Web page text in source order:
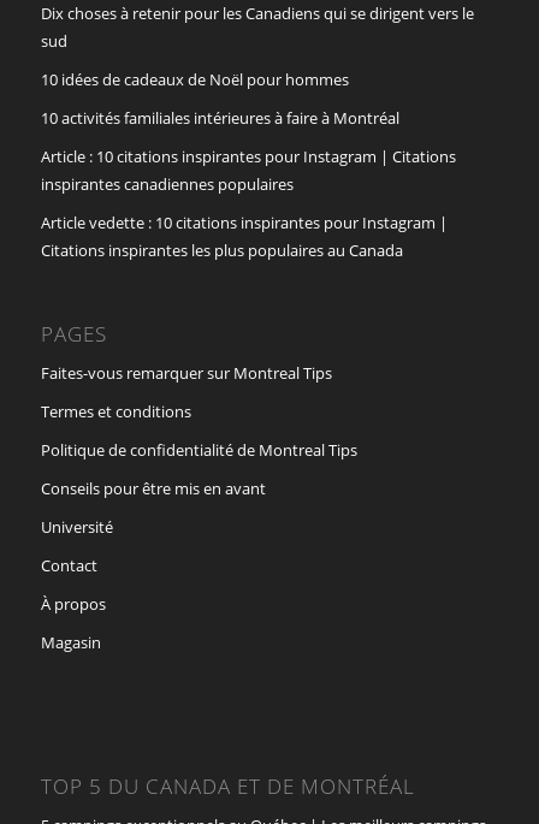
Dix choses à retenir pour les Canadiens qui se dirigent vers le
sud
10 idées de cadeaux de Noël pour hommes
10 activités familiales intérieures à faire à Montréal
Article : 10 citations inspirantes pour Instagram | Citations
inspirantes canadiennes populaires
Article vedette : 10 citations inspirantes pour Instagram |
Citations inspirantes les plus populaires au Canada
PAGES
Faites-vous remarquer sur Montreal Tips
Termes et conditions
Politique de confidentialité de Montreal Tips
Conseils pour être mis en avant
Université
Contact
À propos
Magasin
TOP 5 DU CANADA ET DE MONTRÉAL